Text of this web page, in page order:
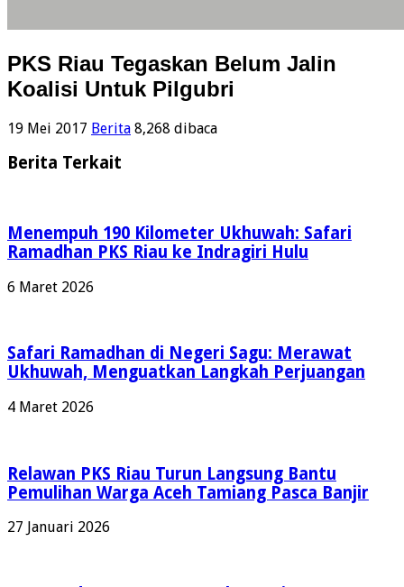
PKS Riau Tegaskan Belum Jalin
Koalisi Untuk Pilgubri
19 Mei 2017 Berita 8,268 dibaca
Berita Terkait
Menempuh 190 Kilometer Ukhuwah: Safari
Ramadhan PKS Riau ke Indragiri Hulu
6 Maret 2026
Safari Ramadhan di Negeri Sagu: Merawat
Ukhuwah, Menguatkan Langkah Perjuangan
4 Maret 2026
Relawan PKS Riau Turun Langsung Bantu
Pemulihan Warga Aceh Tamiang Pasca Banjir
27 Januari 2026